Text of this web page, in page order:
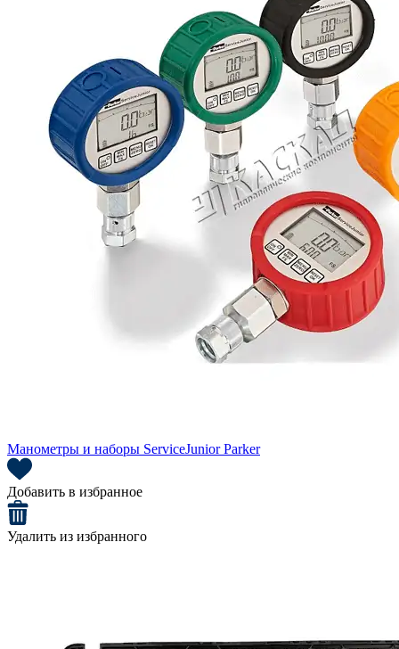
Манометры и наборы ServiceJunior Parker
Добавить в избранное
Удалить из избранного